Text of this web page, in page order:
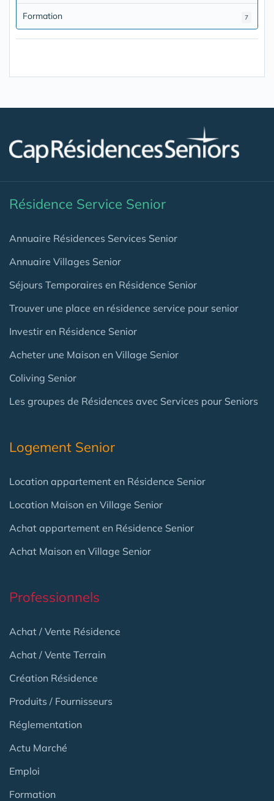
Formation 7
Résidence Service Senior
Annuaire Résidences Services Senior
Annuaire Villages Senior
Séjours Temporaires en Résidence Senior
Trouver une place en résidence service pour senior
Investir en Résidence Senior
Acheter une Maison en Village Senior
Coliving Senior
Les groupes de Résidences avec Services pour Seniors
Logement Senior
Location appartement en Résidence Senior
Location Maison en Village Senior
Achat appartement en Résidence Senior
Achat Maison en Village Senior
Professionnels
Achat / Vente Résidence
Achat / Vente Terrain
Création Résidence
Produits / Fournisseurs
Réglementation
Actu Marché
Emploi
Formation